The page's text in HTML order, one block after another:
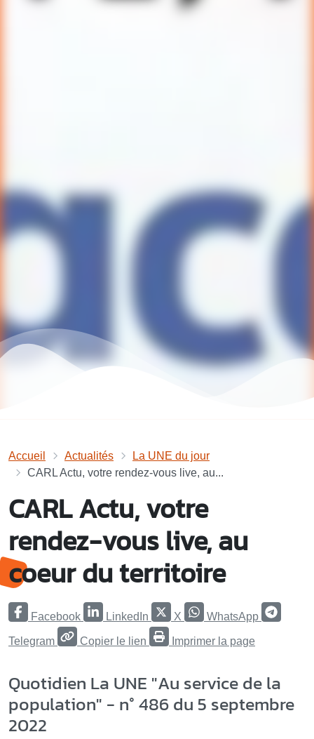
Accueil Actualités
La UNE du jour
CARL Actu, votre rendez-vous live, au...
CARL Actu, votre
rendez-vous live, au
coeur du territoire
Facebook LinkedIn X WhatsApp
Telegram Copier le lien Imprimer la page
Quotidien La UNE "Au service de la
population" - n° 486 du 5 septembre
2022